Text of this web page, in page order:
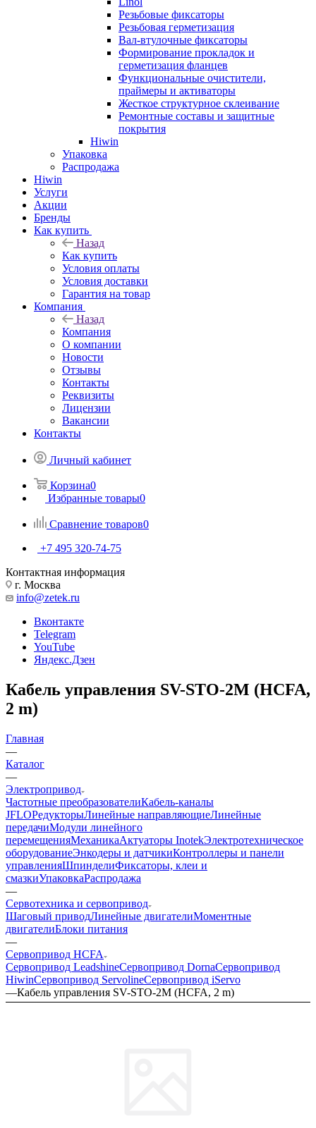
Резьбовые фиксаторы
Резьбовая герметизация
Вал-втулочные фиксаторы
Формирование прокладок и
герметизация фланцев
Функциональные очистители,
праймеры и активаторы
Жесткое структурное склеивание
Ремонтные составы и защитные
покрытия
Hiwin
Упаковка
Распродажа
Hiwin
Услуги
Акции
Бренды
Как купить
Назад
Как купить
Условия оплаты
Условия доставки
Гарантия на товар
Компания
Назад
Компания
О компании
Новости
Отзывы
Контакты
Реквизиты
Лицензии
Вакансии
Контакты
Личный кабинет
Корзина0
Избранные товары0
Сравнение товаров0
+7 495 320-74-75
Контактная информация
г. Москва
info@zetek.ru
Вконтакте
Telegram
YouTube
Яндекс.Дзен
Кабель управления SV-STO-2M (HCFA,
2 m)
Главная
—
Каталог
—
Электропривод
Частотные преобразователиКабель-каналы
JFLOРедукторыЛинейные направляющиеЛинейные
передачиМодули линейного
перемещенияМеханикаАктуаторы InotekЭлектротехническое
оборудованиеЭнкодеры и датчикиКонтроллеры и панели
управленияШпинделиФиксаторы, клеи и
смазкиУпаковкаРаспродажа
—
Сервотехника и сервопривод
Шаговый приводЛинейные двигателиМоментные
двигателиБлоки питания
—
Сервопривод HCFA
Сервопривод LeadshineСервопривод DornaСервопривод
HiwinСервопривод ServolineСервопривод iServo
—Кабель управления SV-STO-2M (HCFA, 2 m)